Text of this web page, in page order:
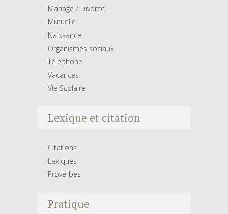
Mariage / Divorce
Mutuelle
Naissance
Organismes sociaux
Téléphone
Vacances
Vie Scolaire
Lexique et citation
Citations
Lexiques
Proverbes
Pratique